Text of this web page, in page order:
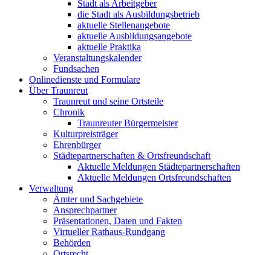
Stadt als Arbeitgeber
die Stadt als Ausbildungsbetrieb
aktuelle Stellenangebote
aktuelle Ausbildungsangebote
aktuelle Praktika
Veranstaltungskalender
Fundsachen
Onlinedienste und Formulare
Über Traunreut
Traunreut und seine Ortsteile
Chronik
Traunreuter Bürgermeister
Kulturpreisträger
Ehrenbürger
Städtepartnerschaften & Ortsfreundschaft
Aktuelle Meldungen Städtepartnerschaften
Aktuelle Meldungen Ortsfreundschaften
Verwaltung
Ämter und Sachgebiete
Ansprechpartner
Präsentationen, Daten und Fakten
Virtueller Rathaus-Rundgang
Behörden